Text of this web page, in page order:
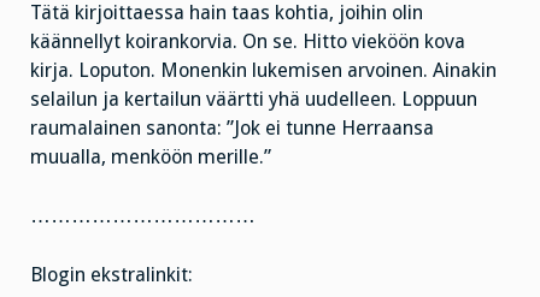
Tätä kirjoittaessa hain taas kohtia, joihin olin
käännellyt koirankorvia. On se. Hitto vieköön kova
kirja. Loputon. Monenkin lukemisen arvoinen. Ainakin
selailun ja kertailun väärtti yhä uudelleen. Loppuun
raumalainen sanonta: ”Jok ei tunne Herraansa
muualla, menköön merille.”
……………………………
Blogin ekstralinkit: